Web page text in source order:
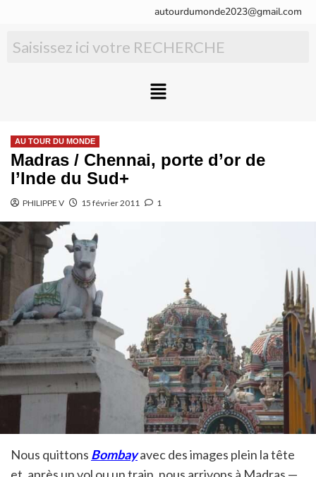
autourdumonde2023@gmail.com
AU TOUR DU MONDE
Madras / Chennai, porte d’or de
l’Inde du Sud+
PHILIPPE V 15 février 2011 1
Nous quittons Bombayavec des images plein la tête